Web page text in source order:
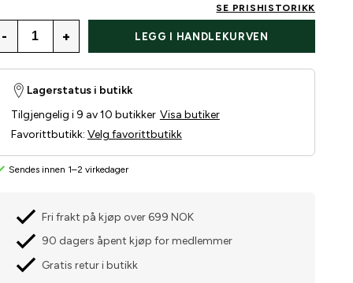
SE PRISHISTORIKK
- + LEGG I HANDLEKURVEN
Sendes innen 1–2 virkedager
Lagerstatus i butikk
Tilgjengelig i 9 av 10 butikker Visa butiker
Favorittbutikk: Velg favorittbutikk
Fri frakt på kjøp over 699 NOK
90 dagers åpent kjøp for medlemmer
Gratis retur i butikk